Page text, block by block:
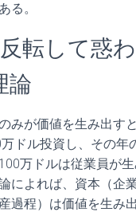
る。
転して惑
論
みが価値を生み出す
ドル投資し、その年
万ドルは従業員が
によれば、資本（企
過程）は価値を生み